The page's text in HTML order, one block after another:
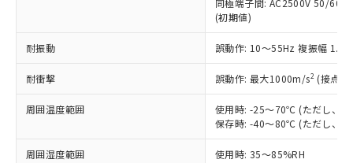
同極端子間: AC2500V 50/
(初期値)
耐振動 誤動作: 10～55Hz 複振幅
耐衝撃 誤動作: 最大1000m/s2 (接点
周囲温度範囲
使用時: -25～70℃ (ただし、氷
保存時: -40～80℃ (ただし、氷
周囲湿度範囲 使用時: 35～85%RH
在庫状況および標準価格照会結果は、
記載している更新日時点での社内デー
タに基づき作成されるものであり、閲
覧された時点での実際の在庫および標
準価格とは異なる場合があることをご
正式な納期状況および標準価格はお客
様のお取引先、またはお客様担当のオ
ムロン制御機器販売店・当社販売員に
むを得ず変更することがあります。
鉛(Pb) 1000ppm以下、 水銀(Hg) 1000ppm以下、 カド
六価クロム(Cr(Ⅵ)) 1000ppm以下、ポリ臭化ビフェニル
類(PBB) 1000ppm以下、ポリ臭化ジフェニルエーテル類
(PBDE) 1000ppm以下、フタル酸ビス(2-エチルヘキシ
ル) (DEHP)(別名：DOP) 1000ppm以下、フタル酸ブチ
ルベンジル（BBP） 1000ppm以下、フタル酸ジブチル
（DBP） 1000ppm以下、フタル酸ジイソブチル
(DIBP) 1000ppm以下
「－」：未確認です。当社販売部門へお問
Cr(Ⅵ)(六価クロム) : 1000ppm、 PBBs(ポリ臭化ビフェ
ニル類) : 1000ppm、 PBDEs(ポリ臭化ジフェニルエーテ
ル類) : 1000ppm、
DBP(フタル酸ジブチル) : 1000ppm、 DIBP(フタル酸ジ
イソブチル) : 1000ppm、 BBP(フタル酸ブチルベンジ
ル) : 1000ppm、
為替および外国貿易法に定める商品
（以下｢規制貨物等」という）を輸出
または国外への提供する場合は、日本
国政府の輸出許可(または役務取引許
可)を取得するなどの必要な手続きを
当社は規制貨物を破棄する場合は、完
全に破砕するなど、違法に輸出されな
いよう必要な手段を講じます。
○ 一定数以上の在庫あり
一定数には満たないが在庫あり